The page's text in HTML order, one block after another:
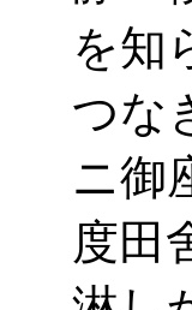
を知
つな
ニ御
度田